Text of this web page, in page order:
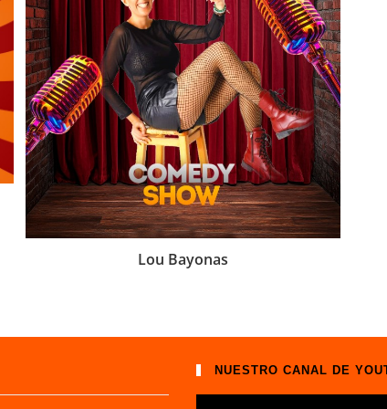
Lou Bayonas
NUESTRO CANAL DE